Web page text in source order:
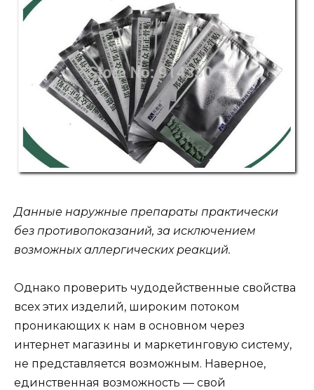
Данные наружные препараты практически
без противопоказаний, за исключением
возможных аллергических реакций.
Однако проверить чудодейственные свойства
всех этих изделий, широким потоком
проникающих к нам в основном через
интернет магазины и маркетинговую систему,
не представляется возможным. Наверное,
единственная возможность — свой